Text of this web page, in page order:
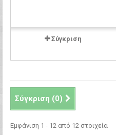
Σύγκριση
Σύγκριση (0)
Εμφάνιση 1 - 12 από 12 στοιχεία